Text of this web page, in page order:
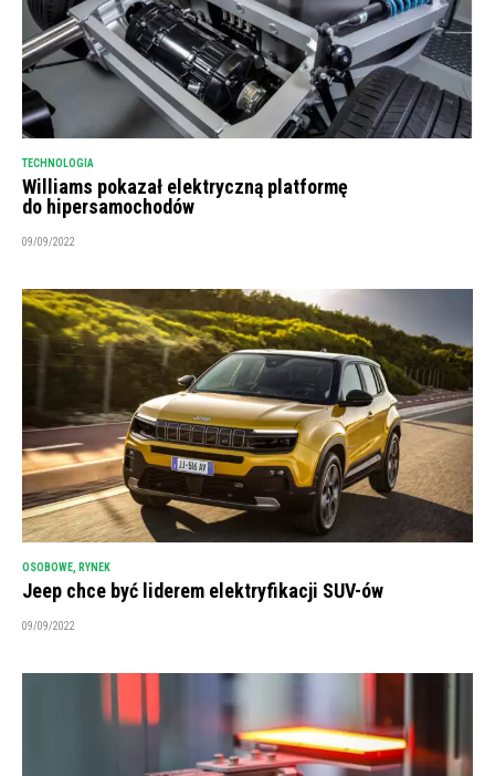
TECHNOLOGIA
Williams pokazał elektryczną platformę
do hipersamochodów
09/09/2022
OSOBOWE RYNEK
Jeep chce być liderem elektryfikacji SUV-ów
09/09/2022